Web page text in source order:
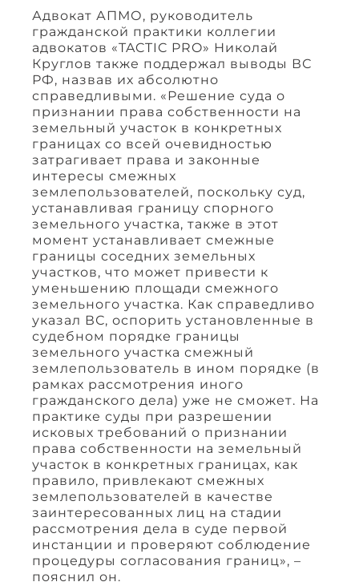
Адвокат АПМО, руководитель
гражданской практики коллегии
адвокатов «TACTIC PRO» Николай
Круглов также поддержал выводы ВС
РФ, назвав их абсолютно
справедливыми. «Решение суда о
признании права собственности на
земельный участок в конкретных
границах со всей очевидностью
затрагивает права и законные
интересы смежных
землепользователей, поскольку суд,
устанавливая границу спорного
земельного участка, также в этот
момент устанавливает смежные
границы соседних земельных
участков, что может привести к
уменьшению площади смежного
земельного участка. Как справедливо
указал ВС, оспорить установленные в
судебном порядке границы
земельного участка смежный
землепользователь в ином порядке (в
рамках рассмотрения иного
гражданского дела) уже не сможет. На
практике суды при разрешении
исковых требований о признании
права собственности на земельный
участок в конкретных границах, как
правило, привлекают смежных
землепользователей в качестве
заинтересованных лиц на стадии
рассмотрения дела в суде первой
инстанции и проверяют соблюдение
процедуры согласования границ», –
пояснил он.